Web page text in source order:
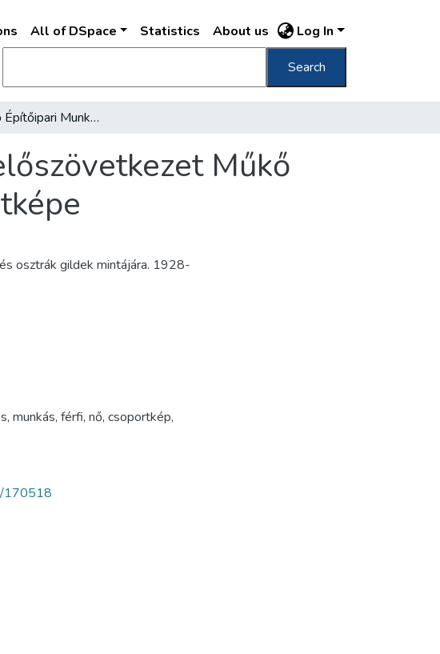
All of DSpace Statistics About us Log In
Search
[Az Alapkő Építőipari Munka és Termelőszövetkezet Műkő üzeme tagjainak, munkásainak csoportképe
Műkő
osztrák gildek mintájára. 1928-
, munkás, férfi, nő, csoportkép,
170518